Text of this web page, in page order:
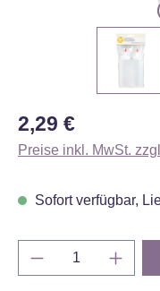
Regulärer Preis:
2,29 €
Preise inkl. MwSt.
Sofort verfügbar,
Produkt